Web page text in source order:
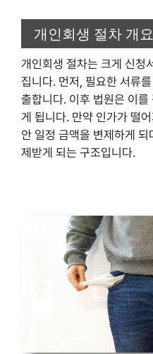
개인회생 절차 개요
개인회생 절차는 크게 신청
집니다. 먼저, 필요한 서류
출합니다. 이후 법원은 이
게 됩니다. 만약 인가가 떨
안 일정 금액을 변제하게
제받게 되는 구조입니다.